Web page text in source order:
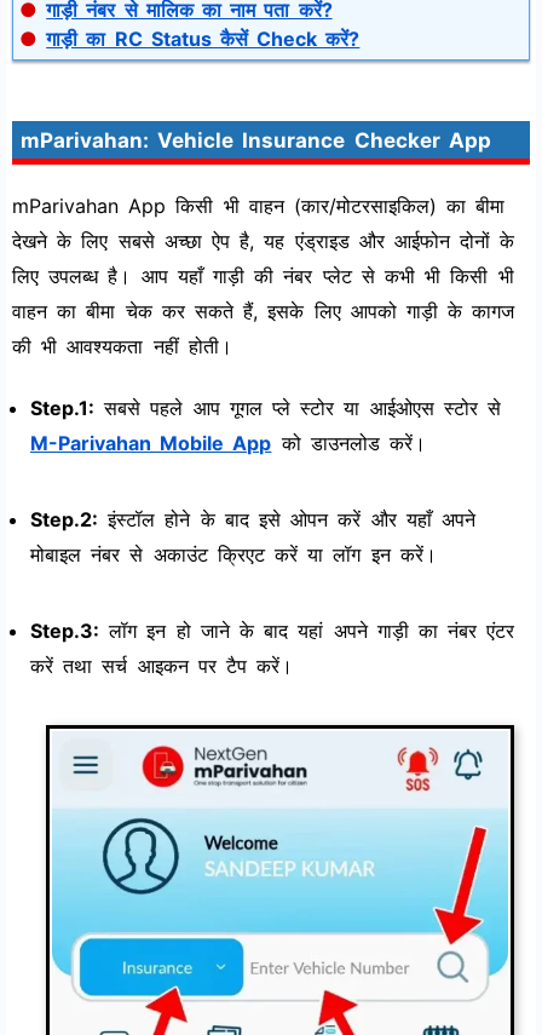
●गाड़ी नंबर से मालिक का नाम पता करें?
●गाड़ी का RC Status कैसें Check करें?
mParivahan: Vehicle Insurance Checker App
mParivahan App किसी भी वाहन (कार/मोटरसाइकिल) का बीमा
देखने के लिए सबसे अच्छा ऐप है, यह एंड्राइड और आईफोन दोनों के
लिए उपलब्ध है। आप यहाँ गाड़ी की नंबर प्लेट से कभी भी किसी भी
वाहन का बीमा चेक कर सकते हैं, इसके लिए आपको गाड़ी के कागज
की भी आवश्यकता नहीं होती।
Step.1: सबसे पहले आप गूगल प्ले स्टोर या आईओएस स्टोर से
M-Parivahan Mobile App को डाउनलोड करें।
Step.2: इंस्टॉल होने के बाद इसे ओपन करें और यहाँ अपने
मोबाइल नंबर से अकाउंट क्रिएट करें या लॉग इन करें।
Step.3: लॉग इन हो जाने के बाद यहां अपने गाड़ी का नंबर एंटर
करें तथा सर्च आइकन पर टैप करें।